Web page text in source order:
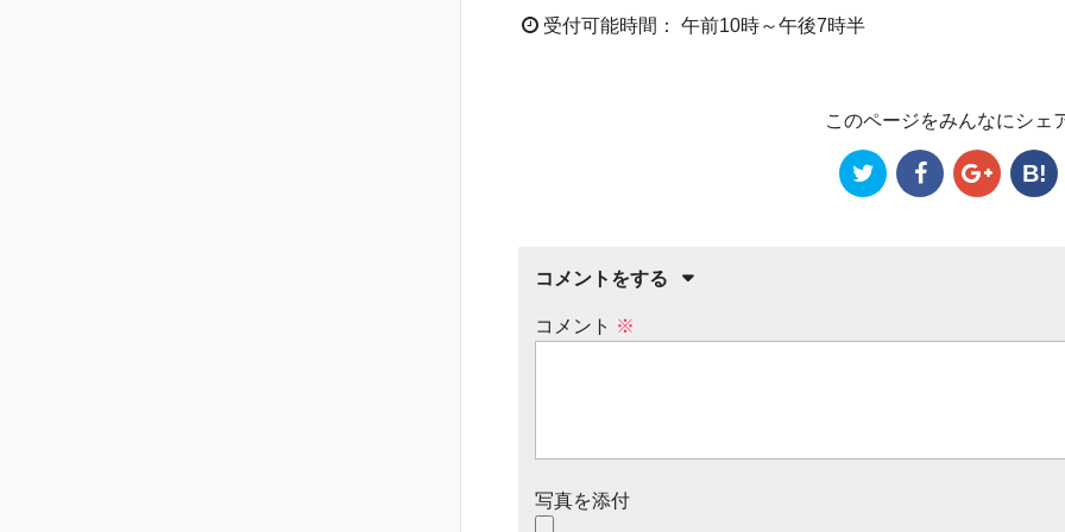
受付可能時間： 午前10時～午後7時半
このページをみんなにシェ
B!
コメントをする
コメント ※
写真を添付